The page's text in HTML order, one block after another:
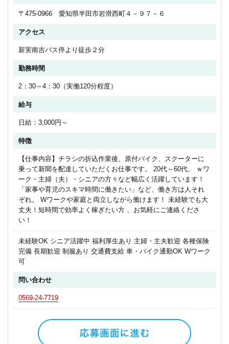
〒475-0966 愛知県半田市岩滑西町４－９７－６
アクセス
新実南吉バス停より徒歩２分
勤務時間
2：30～4：30（実働120分程度）
給与
日給：3,000円～
特徴
【仕事内容】チラシの折込作業後、原付バイク、スクーターに
乗って新聞を配達していただくお仕事です。 20代～60代、 ｗワ
ーク・主婦（夫）・シニアの方々など幅広く活躍しています！
「家事や育児のスキマ時間に働きたい」など、働き方は人それ
ぞれ。 Wワークや家庭と両立しながら働けます！ 未経験でも大
丈夫！短時間で効率よく稼ぎたい方 、お気軽にご連絡くださ
い！
未経験OK シニア活躍中 福利厚生あり 主婦・主夫歓迎 各種保険
完備 長期歓迎 制服あり 交通費支給 車・バイク通勤OK Wワーク
可
問い合わせ
0569-24-7719